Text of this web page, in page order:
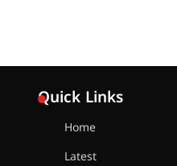
Quick Links
Home
Latest